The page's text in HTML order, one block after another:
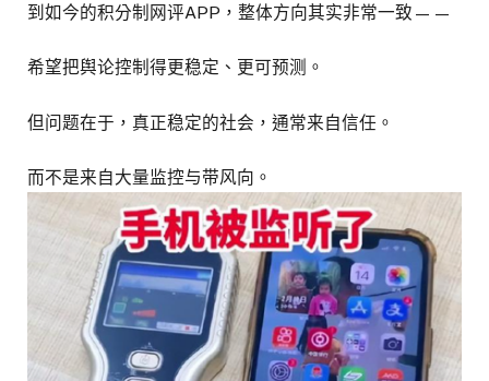
到如今的积分制网评APP，整体方向其实非常一致——
希望把舆论控制得更稳定、更可预测。
但问题在于，真正稳定的社会，通常来自信任。
而不是来自大量监控与带风向。